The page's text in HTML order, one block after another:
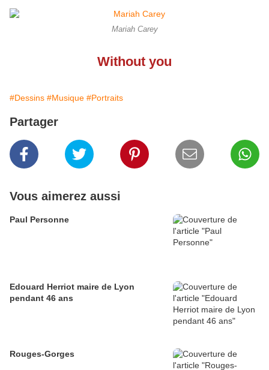
Mariah Carey
Without you
#Dessins #Musique #Portraits
Partager
Vous aimerez aussi
Paul Personne
Edouard Herriot maire de Lyon
pendant 46 ans
Rouges-Gorges